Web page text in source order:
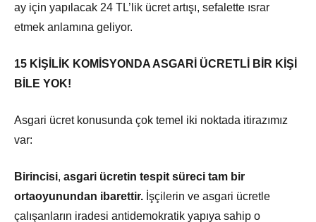
ay için yapılacak 24 TL’lik ücret artışı, sefalette ısrar
etmek anlamına geliyor.
15 KİŞİLİK KOMİSYONDA ASGARİ ÜCRETLİ BİR KİŞİ
BİLE YOK!
Asgari ücret konusunda çok temel iki noktada itirazımız
var:
Birincisi, asgari ücretin tespit süreci tam bir
ortaoyunundan ibarettir. İşçilerin ve asgari ücretle
çalışanların iradesi antidemokratik yapıya sahip o